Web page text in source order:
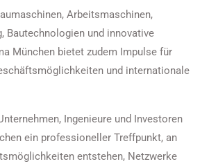
Arbeitsmaschinen,
Bautechnologien und innovative
München bietet zudem Impulse für
und internationale
Ingenieure und Investoren
ein professioneller Treffpunkt, an
entstehen, Netzwerke